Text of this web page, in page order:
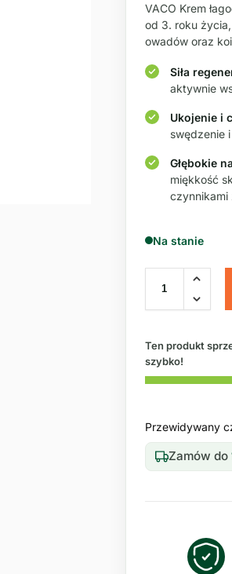
VACO Krem
od 3. roku
owadów oraz
Siła
aktywnie
Ukojenie i
swędzenie
Głębokie
miękkość
czynnikami
Na stanie
Ten produkt
szybko!
Przewidywany
Zamów do